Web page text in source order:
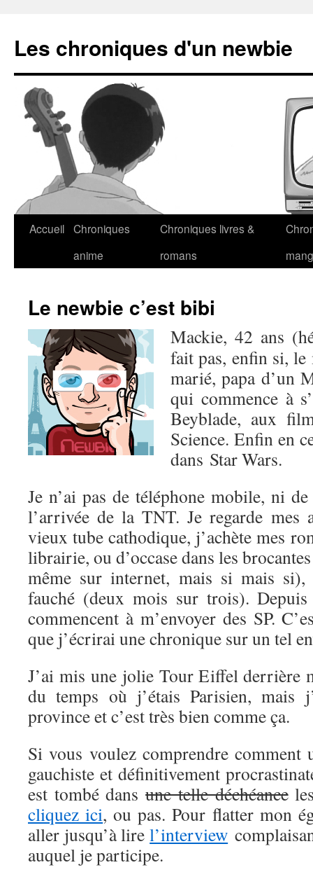
Les chroniques d'un newbie
Accueil Chroniques
anime
Chroniques livres &
romans
Le newbie c’est bibi
Mackie, 42 ans
fait pas, enfin si, le
marié, papa d’un
qui commence à
Beyblade, aux
Science. Enfin en
dans Star Wars.
Je n’ai pas de téléphone mobile, ni
l’arrivée de la TNT. Je regarde
vieux tube cathodique, j’achète mes
librairie, ou d’occase dans les
même sur internet, mais si mais
fauché (deux mois sur trois).
commencent à m’envoyer des SP.
que j’écrirai une chronique sur un tel
J’ai mis une jolie Tour Eiffel derrière
du temps où j’étais Parisien, mais
province et c’est très bien comme ça.
Si vous voulez comprendre comment
gauchiste et définitivement
est tombé dansune telle déchéance
cliquez ici, ou pas. Pour flatter mon
aller jusqu’à lirel’interview
auquel je participe.